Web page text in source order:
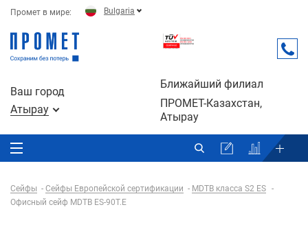
Промет в мире: Bulgaria
Ваш город
Атырау
Ближайший филиал
ПРОМЕТ-Казахстан,
Атырау
Сейфы Сейфы Европейской сертификации
MDTB класса S2 ES
Офисный сейф MDTB ES-90Т.Е